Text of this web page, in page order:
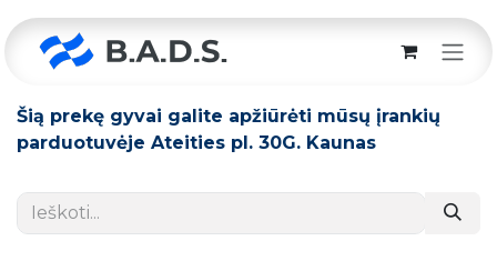
Šią prekę gyvai galite apžiūrėti mūsų įrankių
parduotuvėje Ateities pl. 30G. Kaunas